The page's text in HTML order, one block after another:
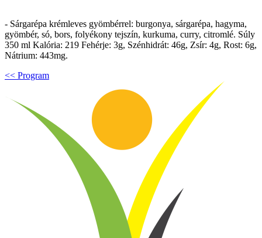
- Sárgarépa krémleves gyömbérrel: burgonya, sárgarépa, hagyma,
gyömbér, só, bors, folyékony tejszín, kurkuma, curry, citromlé. Súly
350 ml Kalória: 219 Fehérje: 3g, Szénhidrát: 46g, Zsír: 4g, Rost: 6g,
Nátrium: 443mg.
<< Program